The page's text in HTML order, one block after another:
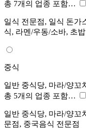
총 7개의 업종 포함…
일식 전문점, 일식 돈가
식, 라멘/우동/소바, 초
중식
일반 중식당, 마라/양꼬
총 5개의 업종 포함…
일반 중식당, 마라/양꼬
문점, 중국음식 전문점